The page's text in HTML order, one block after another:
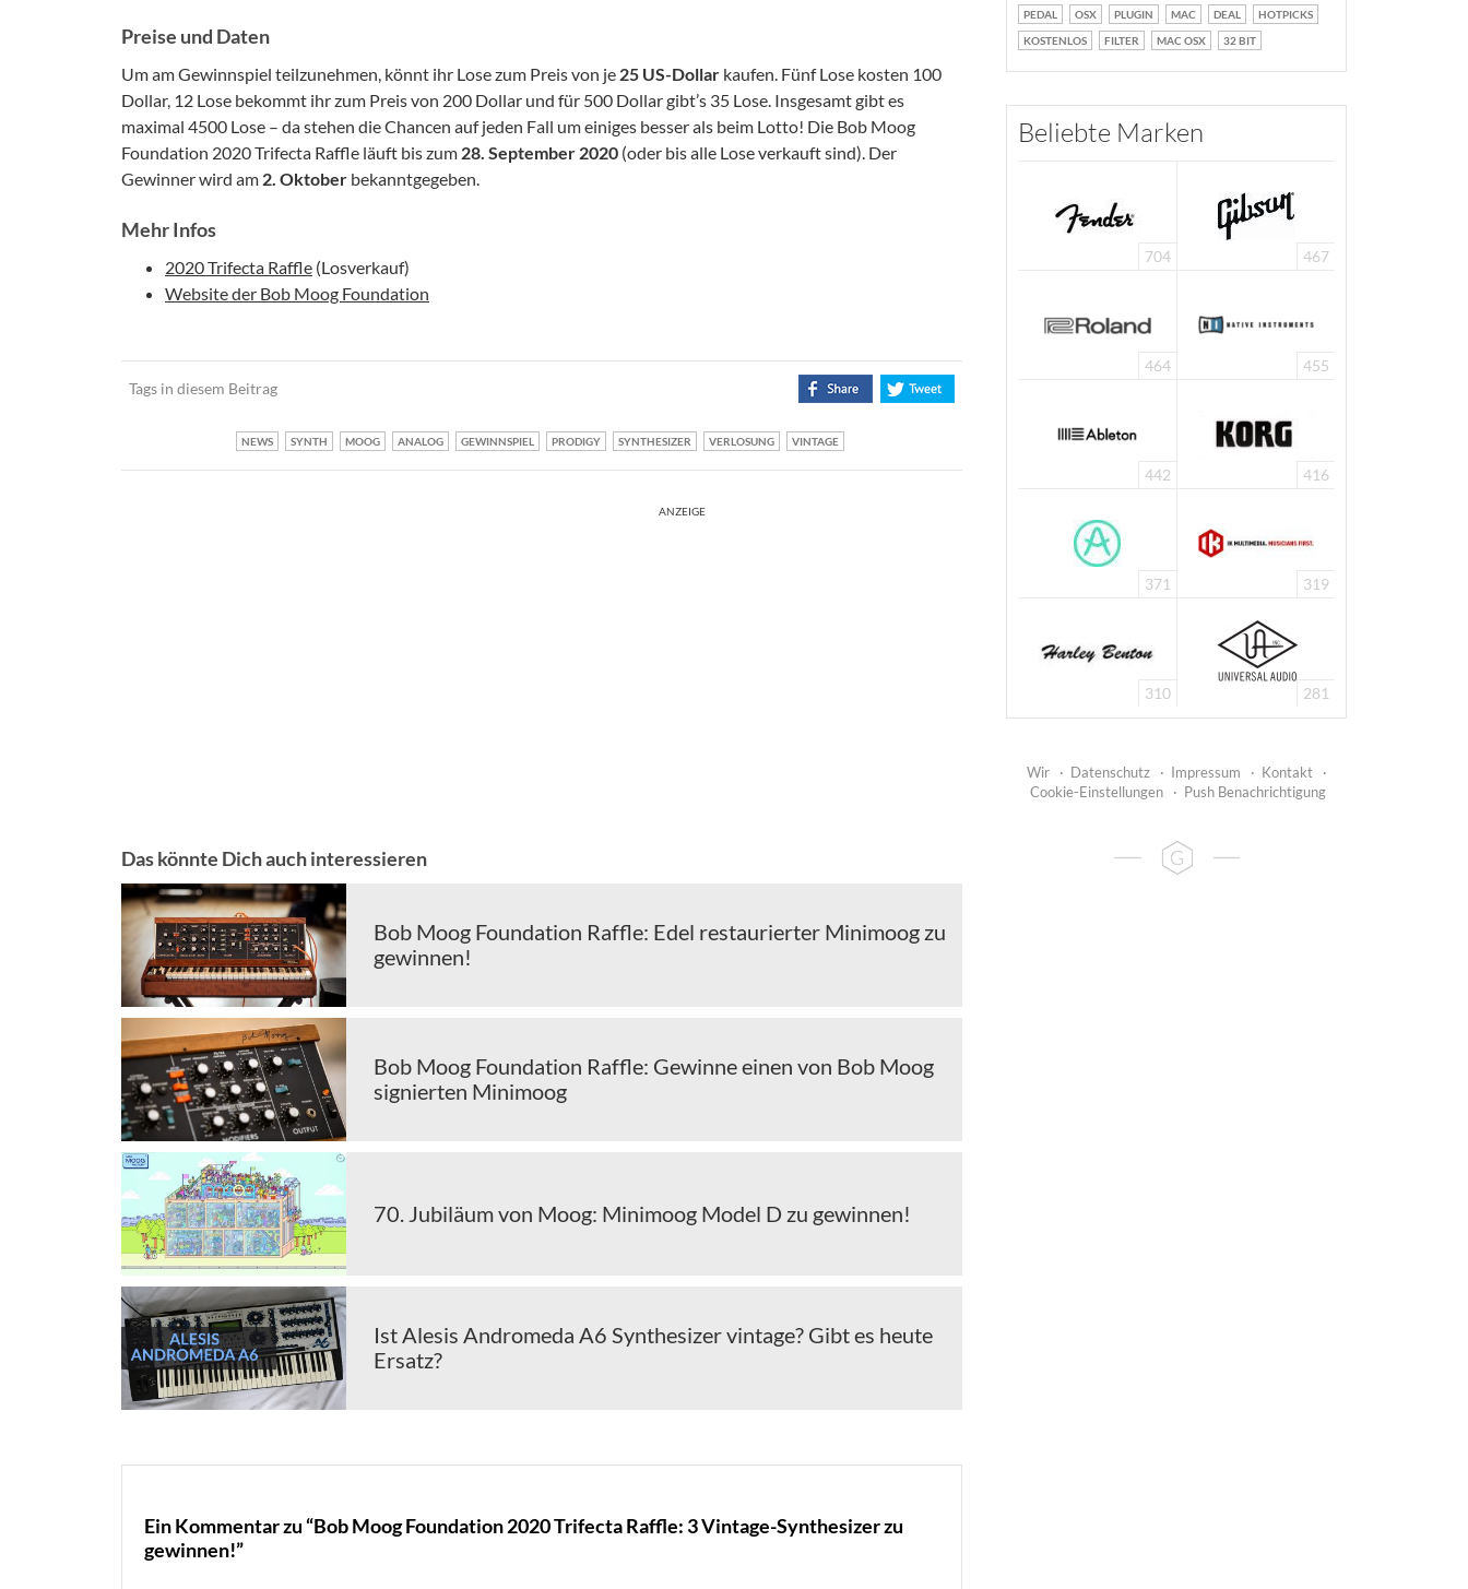
Preise und Daten
Um am Gewinnspiel teilzunehmen, könnt ihr Lose zum Preis von je 25 US-Dollar kaufen. Fünf Lose kosten 100
Dollar, 12 Lose bekommt ihr zum Preis von 200 Dollar und für 500 Dollar gibt’s 35 Lose. Insgesamt gibt es
maximal 4500 Lose – da stehen die Chancen auf jeden Fall um einiges besser als beim Lotto! Die Bob Moog
Foundation 2020 Trifecta Raffle läuft bis zum 28. September 2020 (oder bis alle Lose verkauft sind). Der
Gewinner wird am 2. Oktober bekanntgegeben.
Mehr Infos
2020 Trifecta Raffle (Losverkauf)
Website der Bob Moog Foundation
Tags in diesem Beitrag
NEWS SYNTH MOOG ANALOG GEWINNSPIEL PRODIGY SYNTHESIZER VERLOSUNG VINTAGE
ANZEIGE
Das könnte Dich auch interessieren
Bob Moog Foundation Raffle: Edel restaurierter Minimoog zu
gewinnen!
Bob Moog Foundation Raffle: Gewinne einen von Bob Moog
signierten Minimoog
70. Jubiläum von Moog: Minimoog Model D zu gewinnen!
Ist Alesis Andromeda A6 Synthesizer vintage? Gibt es heute
Ersatz?
Ein Kommentar zu “Bob Moog Foundation 2020 Trifecta Raffle: 3 Vintage-Synthesizer zu
gewinnen!”
PEDAL
OSX PLUGIN MAC DEAL
HOTPICKS
KOSTENLOS
FILTER MAC OSX 32 BIT
Beliebte Marken
704 467
464 455
442 416
371 319
310 281
Wir · Datenschutz · Impressum · Kontakt
·
Cookie-Einstellungen
· Push Benachrichtigung